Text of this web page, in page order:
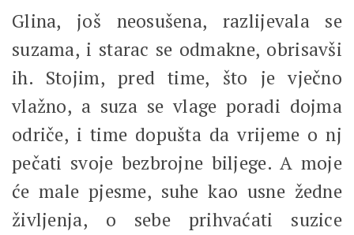
Glina, još neosušena, razlijevala se
suzama, i starac se odmakne, obrisavši
ih. Stojim, pred time, što je vječno
vlažno, a suza se vlage poradi dojma
odriče, i time dopušta da vrijeme o nj
pečati svoje bezbrojne biljege. A moje
će male pjesme, suhe kao usne žedne
življenja, o sebe prihvaćati suzice